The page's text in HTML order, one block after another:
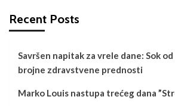
Recent Posts
Savršen napitak za vrele dane: Sok
brojne zdravstvene prednosti
Marko Louis nastupa trećeg dana